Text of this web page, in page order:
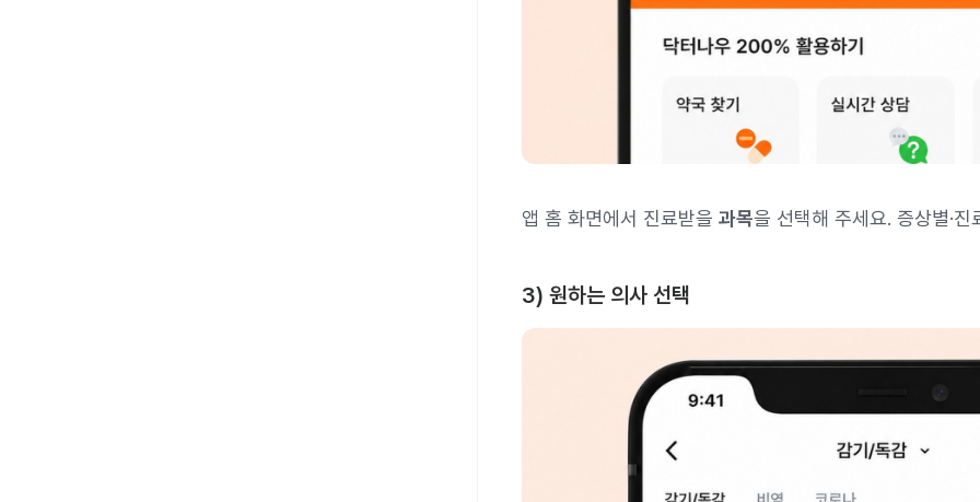
앱 홈 화면에서 진료받을 과목을 선택해 주세요. 증상별·
3) 원하는 의사 선택